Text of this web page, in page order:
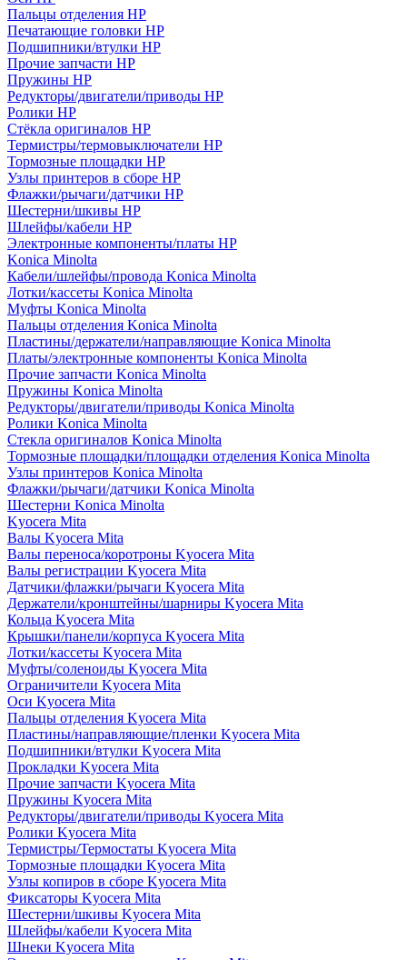
Пальцы отделения HP
Печатающие головки HP
Подшипники/втулки HP
Прочие запчасти HP
Пружины HP
Редукторы/двигатели/приводы HP
Ролики HP
Стёкла оригиналов HP
Термистры/термовыключатели HP
Тормозные площадки HP
Узлы принтеров в сборе HP
Флажки/рычаги/датчики HP
Шестерни/шкивы HP
Шлейфы/кабели HP
Электронные компоненты/платы HP
Konica Minolta
Кабели/шлейфы/провода Konica Minolta
Лотки/кассеты Konica Minolta
Муфты Konica Minolta
Пальцы отделения Konica Minolta
Пластины/держатели/направляющие Konica Minolta
Платы/электронные компоненты Konica Minolta
Прочие запчасти Konica Minolta
Пружины Konica Minolta
Редукторы/двигатели/приводы Konica Minolta
Ролики Konica Minolta
Стекла оригиналов Konica Minolta
Тормозные площадки/площадки отделения Konica Minolta
Узлы принтеров Konica Minolta
Флажки/рычаги/датчики Konica Minolta
Шестерни Konica Minolta
Kyocera Mita
Валы Kyocera Mita
Валы переноса/коротроны Kyocera Mita
Валы регистрации Kyocera Mita
Датчики/флажки/рычаги Kyocera Mita
Держатели/кронштейны/шарниры Kyocera Mita
Кольца Kyocera Mita
Крышки/панели/корпуса Kyocera Mita
Лотки/кассеты Kyocera Mita
Муфты/соленоиды Kyocera Mita
Ограничители Kyocera Mita
Оси Kyocera Mita
Пальцы отделения Kyocera Mita
Пластины/направляющие/пленки Kyocera Mita
Подшипники/втулки Kyocera Mita
Прокладки Kyocera Mita
Прочие запчасти Kyocera Mita
Пружины Kyocera Mita
Редукторы/двигатели/приводы Kyocera Mita
Ролики Kyocera Mita
Термистры/Термостаты Kyocera Mita
Тормозные площадки Kyocera Mita
Узлы копиров в сборе Kyocera Mita
Фиксаторы Kyocera Mita
Шестерни/шкивы Kyocera Mita
Шлейфы/кабели Kyocera Mita
Шнеки Kyocera Mita